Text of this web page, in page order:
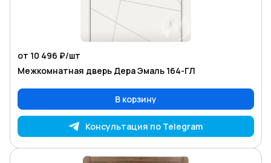
от 10 496 ₽/шт
Межкомнатная дверь Дера Эмаль 164-ГЛ
В корзину
Консультация по Telegram